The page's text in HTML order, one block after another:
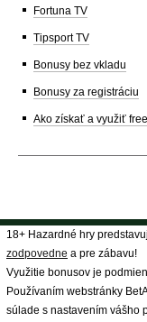
Fortuna TV
Tipsport TV
Bonusy bez vkladu
Bonusy za registráciu
Ako získať a využiť
18+ Hazardné hry
zodpovedne a pre zábavu!
Využitie bonusov je
Používaním webstránky
súlade s nastavením vášho